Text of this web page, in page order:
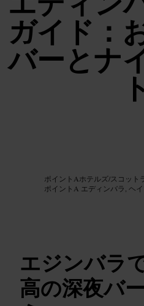
ガイド：
バーとナ
ポイントAホテルズ/スコット
ポイントA エディンバラ, ヘ
エジンバラ
高の深夜バ